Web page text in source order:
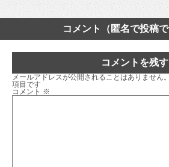
コメント（匿名で投稿で
コメントを残す
メールアドレスが公開されることはありません。
項目です
コメント ※